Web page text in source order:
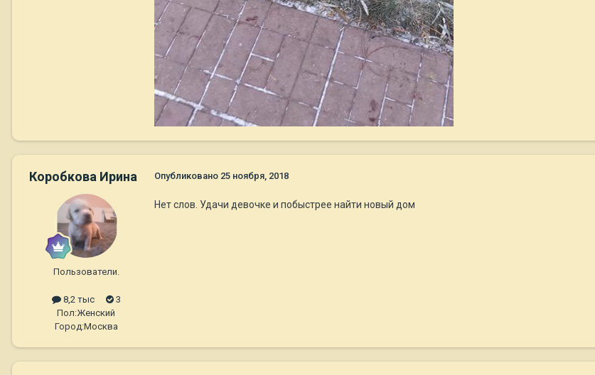
Коробкова Ирина
Пользователи.
8,2 тыс
3
Пол:Женский
Город:Москва
Опубликовано 25 ноября, 2018
Нет слов. Удачи девочке и побыстрее найти новый дом